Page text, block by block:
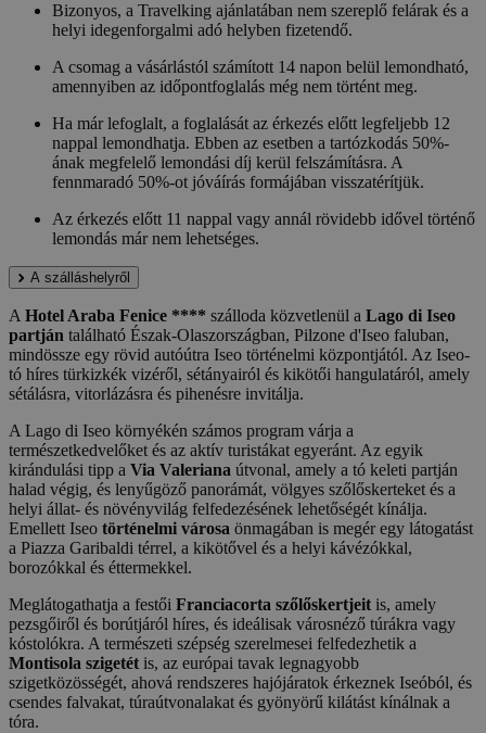
Bizonyos, a Travelking ajánlatában nem szereplő felárak és a
helyi idegenforgalmi adó helyben fizetendő.
A csomag a vásárlástól számított 14 napon belül lemondható,
amennyiben az időpontfoglalás még nem történt meg.
Ha már lefoglalt, a foglalását az érkezés előtt legfeljebb 12
nappal lemondhatja. Ebben az esetben a tartózkodás 50%-
ának megfelelő lemondási díj kerül felszámításra. A
fennmaradó 50%-ot jóváírás formájában visszatérítjük.
Az érkezés előtt 11 nappal vagy annál rövidebb idővel történő
lemondás már nem lehetséges.
A szálláshelyről
AHotel Araba Fenice **** szálloda közvetlenül a Lago di Iseo
partján található Észak-Olaszországban, Pilzone d'Iseo faluban,
mindössze egy rövid autóútra Iseo történelmi központjától. Az Iseo-
tó híres türkizkék vizéről, sétányairól és kikötői hangulatáról, amely
sétálásra, vitorlázásra és pihenésre invitálja.
A Lago di Iseo környékén számos program várja a
természetkedvelőket és az aktív turistákat egyeránt. Az egyik
kirándulási tipp a Via Valeriana útvonal, amely a tó keleti partján
halad végig, és lenyűgöző panorámát, völgyes szőlőskerteket és a
helyi állat- és növényvilág felfedezésének lehetőségét kínálja.
Emellett Iseo történelmi városa önmagában is megér egy látogatást
a Piazza Garibaldi térrel, a kikötővel és a helyi kávézókkal,
borozókkal és éttermekkel.
Meglátogathatja a festői Franciacorta szőlőskertjeit is, amely
pezsgőiről és borútjáról híres, és ideálisak városnéző túrákra vagy
kóstolókra. A természeti szépség szerelmesei felfedezhetik a
Montisola szigetét is, az európai tavak legnagyobb
szigetközösségét, ahová rendszeres hajójáratok érkeznek Iseóból, és
csendes falvakat, túraútvonalakat és gyönyörű kilátást kínálnak a
tóra.